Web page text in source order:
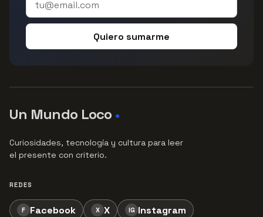
Quiero sumarme
Un Mundo Loco ●
Curiosidades, tecnología y cultura para leer
el presente con criterio.
REDES
F Facebook X X IG Instagram